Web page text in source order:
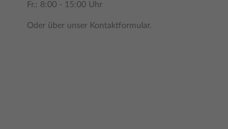
Fr.: 8:00 - 15:00 Uhr
Oder über unser Kontaktformular.